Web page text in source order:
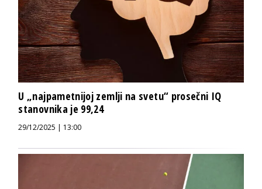
U „najpametnijoj zemlji na svetu“ prosečni IQ
stanovnika je 99,24
29/12/2025 | 13:00